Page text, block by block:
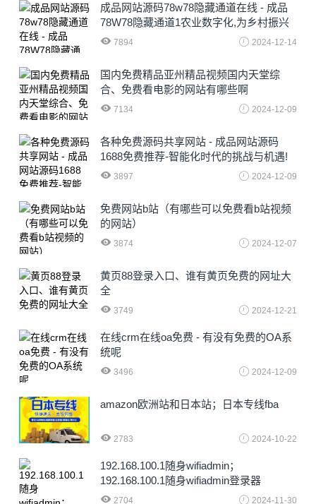
成品网站源码78w78隐藏通道在线 - 成品
78W78隐藏通道1农业数字化,为乡村振兴
注入新动力
7894 2024-12-14
国内免费精品亚州精品视频国内天堂综
合、免费看电影的网站有哪些啊
7134 2024-12-09
各种免费源码共享网站 - 成品网站源码
1688免费推荐-智能化时代的挑战与机遇!
3897 2024-12-09
免费网站b站（有哪些可以免费看b站视频
的网站）
3874 2024-12-07
黄页88登录入口、谁有黄页免费的网址大
全
3749 2024-12-21
在线crm在线oa免费 - 有没有免费的OA系
统呢
3496 2024-12-09
amazon欧洲站和日本站；日本专线fba
2783 2024-10-22
192.168.100.1随身wifiadmin；
192.168.100.1随身wifiadmin登录器
2704 2024-11-30